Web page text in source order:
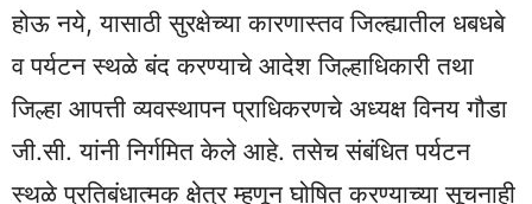
होऊ नये, यासाठी सुरक्षेच्या कारणास्तव जिल्ह्यातील धबधबे
व पर्यटन स्थळे बंद करण्याचे आदेश जिल्हाधिकारी तथा
जिल्हा आपत्ती व्यवस्थापन प्राधिकरणचे अध्यक्ष विनय गौडा
जी.सी. यांनी निर्गमित केले आहे. तसेच संबंधित पर्यटन
स्थळे प्रतिबंधात्मक क्षेत्र म्हणून घोषित करण्याच्या सूचनाही